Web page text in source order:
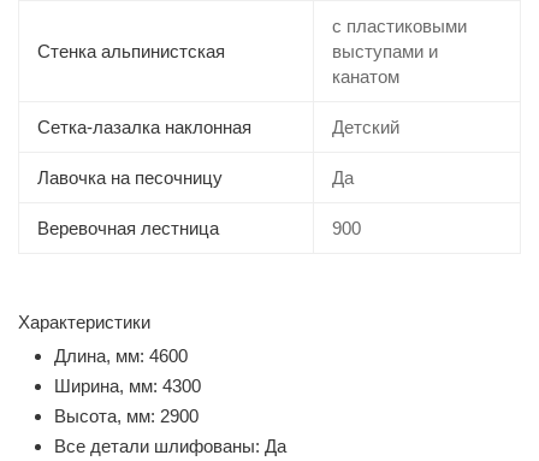
Стенка альпинистская
с пластиковыми
выступами и
канатом
Сетка-лазалка наклонная Детский
Лавочка на песочницу Да
Веревочная лестница 900
Характеристики
Длина, мм: 4600
Ширина, мм: 4300
Высота, мм: 2900
Все детали шлифованы: Да